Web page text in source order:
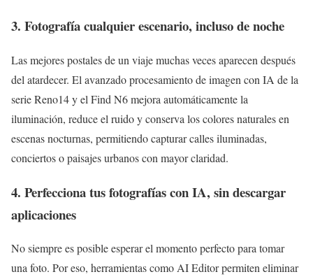
3. Fotografía cualquier escenario, incluso de noche
Las mejores postales de un viaje muchas veces aparecen después
del atardecer. El avanzado procesamiento de imagen con IA de la
serie Reno14 y el Find N6 mejora automáticamente la
iluminación, reduce el ruido y conserva los colores naturales en
escenas nocturnas, permitiendo capturar calles iluminadas,
conciertos o paisajes urbanos con mayor claridad.
4. Perfecciona tus fotografías con IA, sin descargar
aplicaciones
No siempre es posible esperar el momento perfecto para tomar
una foto. Por eso, herramientas como AI Editor permiten eliminar